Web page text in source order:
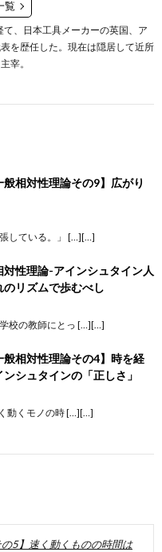
覧
、日本工具メーカーの英国、ア
を歴任した。現在は隠居して近所
宰。
般相対性理論その9】広がり
している。」 […][…]
対性理論-アインシュタイン人
リズムで歩むべし
校の教師にとっ […][…]
般相対性理論その4】時を経
シュタインの「正しさ」
動くモノの時 […][…]
5】速く動くものの時間は